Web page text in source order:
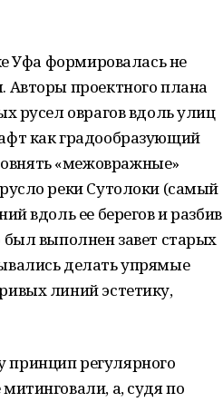
Уфа формировалась не
Авторы проектного плана
русел оврагов вдоль улиц
как градообразующий
«межовражные»
реки Сутолоки (самый
вдоль ее берегов и разбив
был выполнен завет старых
делать упрямые
линий эстетику,
принцип регулярного
а, судя по